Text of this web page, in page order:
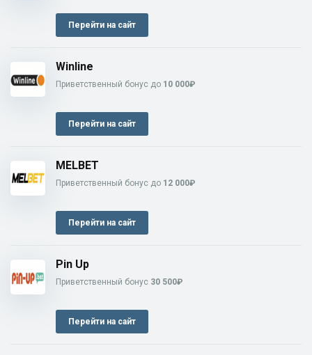
Перейти на сайт
Winline
Приветственный бонус до 10 000₽
Перейти на сайт
MELBET
Приветственный бонус до 12 000₽
Перейти на сайт
Pin Up
Приветственный бонус 30 500₽
Перейти на сайт